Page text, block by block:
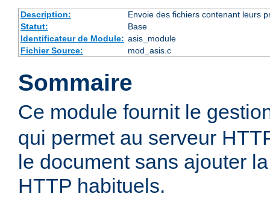
Description:
Envoie des fichiers contenant leurs
Statut:
Base
Identificateur de Module: asis_module
Fichier Source:
mod_asis.c
Sommaire
Ce module fournit le
qui permet au serveur
le document sans ajouter
HTTP habituels.